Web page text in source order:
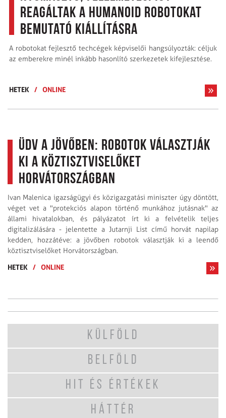
reagáltak a humanoid robotokat
bemutató kiállításra
A robotokat fejlesztő techcégek képviselői hangsúlyozták: céljuk
az emberekre minél inkább hasonlító szerkezetek kifejlesztése.
HETEK / ONLINE
Üdv a jövőben: robotok választják
ki a köztisztviselőket
Horvátországban
Ivan Malenica igazságügyi és közigazgatási miniszter úgy döntött,
véget vet a "protekciós alapon történő munkához jutásnak" az
állami hivatalokban, és pályázatot írt ki a felvételik teljes
digitalizálására - jelentette a Jutarnji List című horvát napilap
kedden, hozzátéve: a jövőben robotok választják ki a leendő
köztisztviselőket Horvátországban.
HETEK
/ ONLINE
KÜLFÖLD
BELFÖLD
HIT ÉS ÉRTÉKEK
HÁTTÉR